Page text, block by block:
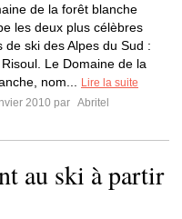
de la forêt blanche
les deux plus célèbres
de ski des Alpes du Sud :
Le Domaine de la
nom...
Lire la suite
2010 par Abritel
au ski à partir